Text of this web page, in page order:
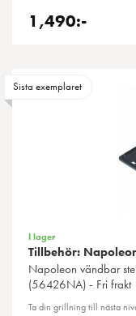
1,490:-
Sista exemplaret
I lager
Tillbehör:
Napoleon vändbar
(56426NA) - Fri frakt
Ta din grillning till nästa